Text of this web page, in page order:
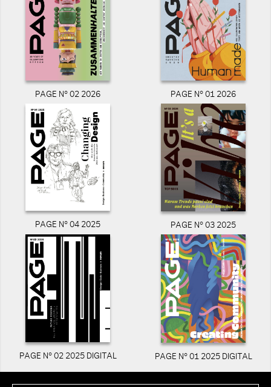
PAGE N° 02 2026 PAGE N° 01 2026
PAGE N° 04 2025 PAGE N° 03 2025
PAGE N° 02 2025 DIGITAL PAGE N° 01 2025 DIGITAL